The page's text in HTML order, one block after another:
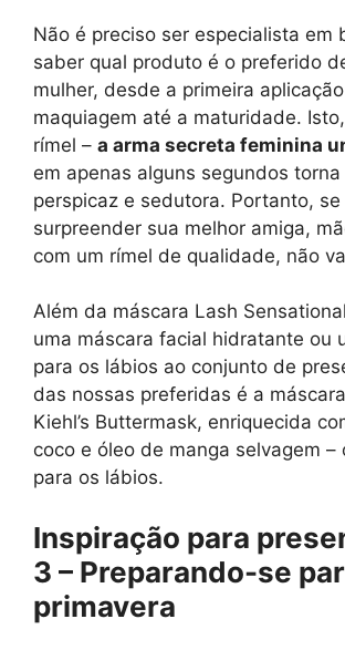
Não é preciso ser especialista em
saber qual produto é o preferido
mulher, desde a primeira
maquiagem até a maturidade.
rímel – a arma secreta feminina
em apenas alguns segundos
perspicaz e sedutora. Portanto,
surpreender sua melhor amiga,
com um rímel de qualidade, não
Além da máscara Lash
uma máscara facial hidratante ou
para os lábios ao conjunto de
das nossas preferidas é a
Kiehl’s Buttermask, enriquecida
coco e óleo de manga selvagem –
para os lábios.
Inspiração para
3 – Preparando-se
primavera